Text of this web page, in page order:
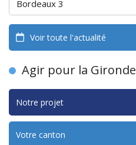
Voir toute l'actualité
Agir pour la Gironde
Notre projet
Votre canton